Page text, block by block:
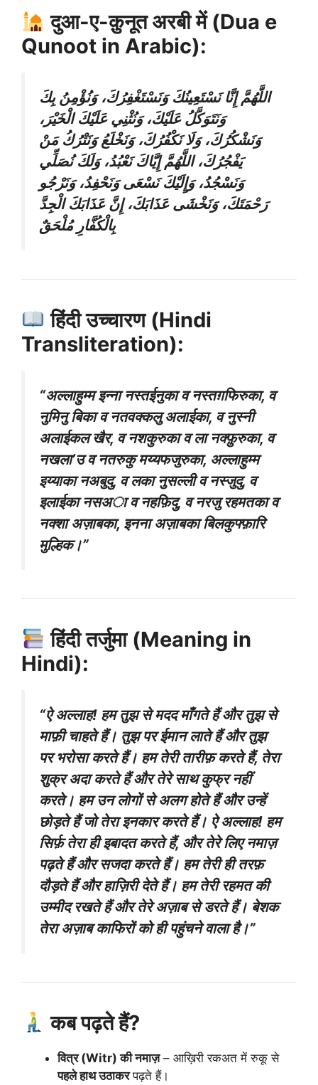
दुआ-ए-क़ुनूत अरबी में (Dua e
Qunoot in Arabic):
اللَّهُمَّ إِنَّا نَسْتَعِينُكَ وَنَسْتَغْفِرُكَ، وَنُؤْمِنُ بِكَ
وَنَتَوَكَّلُ عَلَيْكَ، وَنُثْنِي عَلَيْكَ الْخَيْرَ،
وَنَشْكُرُكَ، وَلَا نَكْفُرُكَ، وَنَخْلَعُ وَنَتْرُكُ مَنْ
يَفْجُرُكَ، اللَّهُمَّ إِيَّاكَ نَعْبُدُ، وَلَكَ نُصَلِّي
وَنَسْجُدُ، وَإِلَيْكَ نَسْعَى وَنَحْفِدُ، وَنَرْجُو
رَحْمَتَكَ، وَنَخْشَى عَذَابَكَ، إِنَّ عَذَابَكَ الْجِدَّ
بِالْكُفَّارِ مُلْحَقٌ
हिंदी उच्चारण (Hindi
Transliteration):
“अल्लाहुम्म इन्ना नस्तईनुका व नस्तग़फिरुका, व
नुमिनु बिका व नतवक्कलु अलाईका, व नुस्नी
अलाईकल खैर, व नशकुरुका व ला नक्फ़ुरुका, व
नखला’उ व नतरुकु मय्यफजुरुका, अल्लाहुम्म
इय्याका नअबुदु, व लका नुसल्ली व नस्‍जुदु, व
इलाईका नसअा व नहफ़िदु, व नरजु रहमतका व
नक्शा अज़ाबका, इनना अज़ाबका बिलकुफ्फ़ारि
मुल्हिक।”
हिंदी तर्जुमा (Meaning in
Hindi):
“ऐ अल्लाह! हम तुझ से मदद माँगते हैं और तुझ से
माफ़ी चाहते हैं। तुझ पर ईमान लाते हैं और तुझ
पर भरोसा करते हैं। हम तेरी तारीफ़ करते हैं, तेरा
शुक्र अदा करते हैं और तेरे साथ कुफ्र नहीं
करते। हम उन लोगों से अलग होते हैं और उन्हें
छोड़ते हैं जो तेरा इनकार करते हैं। ऐ अल्लाह! हम
सिर्फ़ तेरा ही इबादत करते हैं, और तेरे लिए नमाज़
पढ़ते हैं और सजदा करते हैं। हम तेरी ही तरफ़
दौड़ते हैं और हाज़िरी देते हैं। हम तेरी रहमत की
उम्मीद रखते हैं और तेरे अज़ाब से डरते हैं। बेशक
तेरा अज़ाब काफिरों को ही पहुंचने वाला है।”
कब पढ़ते हैं?
वित्र (Witr) की नमाज़– आख़िरी रकअत में रुकू से
पहले हाथ उठाकरपढ़ते हैं।